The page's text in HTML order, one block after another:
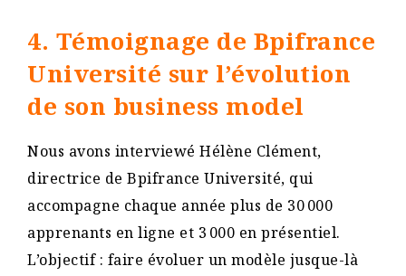
4. Témoignage de Bpifrance
Université sur l’évolution
de son business model
Nous avons interviewé Hélène Clément,
directrice de Bpifrance Université, qui
accompagne chaque année plus de 30 000
apprenants en ligne et 3 000 en présentiel.
L’objectif : faire évoluer un modèle jusque-là